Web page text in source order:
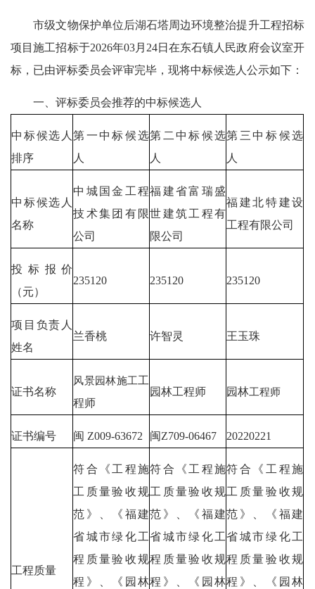
市级文物保护单位后湖石塔周边环境整治提升工程招标
项目施工招标于2026年03月24日在东石镇人民政府会议室开
标，已由评标委员会评审完毕，现将中标候选人公示如下：
一、评标委员会推荐的中标候选人
中标候选人
排序
第一中标候选
人
第二中标候选
人
第三中标候选
人
中标候选人
名称
中城国金工程
技术集团有限
公司
福建省富瑞盛
世建筑工程有
限公司
福建北特建设
工程有限公司
投标报价
（元）
235120 235120 235120
项目负责人
姓名
兰香桃 许智灵 王玉珠
证书名称
风景园林施工工
程师
园林工程师 园林工程师
证书编号 闽 Z009-63672 闽Z709-06467 20220221
工程质量
符合《工程施
工质量验收规
范》、《福建
省城市绿化工
程质量验收规
程》、《园林
符合《工程施
工质量验收规
范》、《福建
省城市绿化工
程质量验收规
程》、《园林
符合《工程施
工质量验收规
范》、《福建
省城市绿化工
程质量验收规
程》、《园林